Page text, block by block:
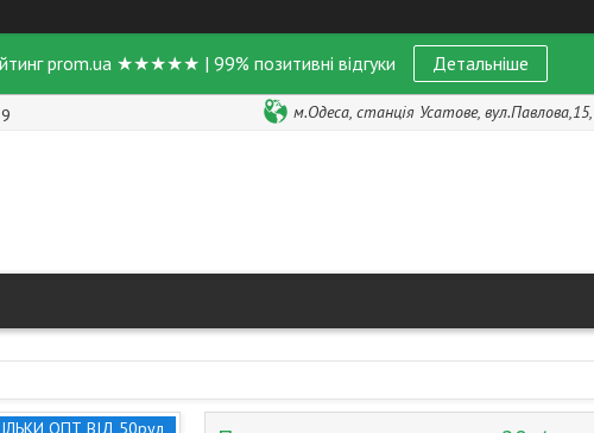
prom.ua ★★★★★ | 99% позитивні відгуки Детальніше
м.Одеса, станція Усатове,
ОПТ ВІД 50рул